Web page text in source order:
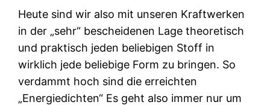
Heute sind wir also mit unseren Kraftwerken
in der „sehr“ bescheidenen Lage theoretisch
und praktisch jeden beliebigen Stoff in
wirklich jede beliebige Form zu bringen. So
verdammt hoch sind die erreichten
„Energiedichten“ Es geht also immer nur um